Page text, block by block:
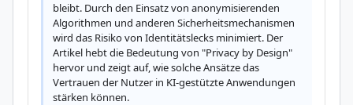
bleibt. Durch den Einsatz von anonymisierenden
Algorithmen und anderen Sicherheitsmechanismen
wird das Risiko von Identitätslecks minimiert. Der
Artikel hebt die Bedeutung von "Privacy by Design"
hervor und zeigt auf, wie solche Ansätze das
Vertrauen der Nutzer in KI-gestützte Anwendungen
stärken können.